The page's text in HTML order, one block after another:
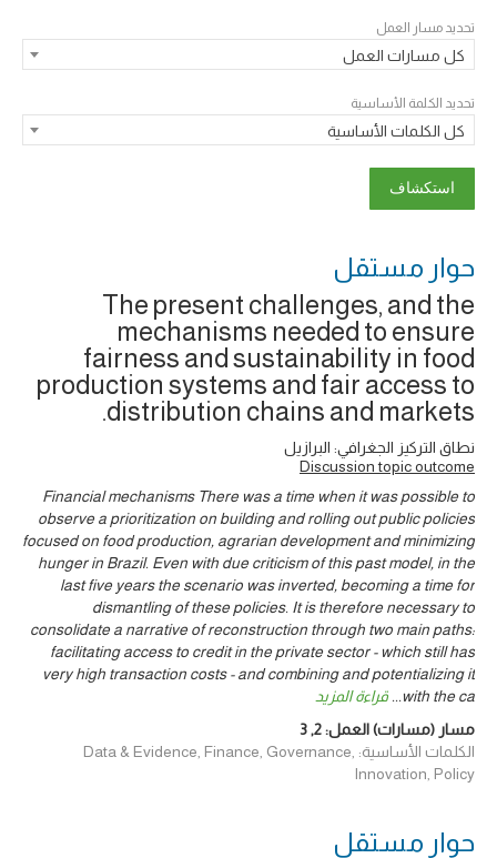
تحديد مسار العمل
كل مسارات العمل
تحديد الكلمة الأساسية
كل الكلمات الأساسية
حوار ‎مستقل
The present challenges, and the
mechanisms needed to ensure
fairness and sustainability in food
production systems and fair access to
distribution chains and markets.
نطاق التركيز الجغرافي: البرازيل
Discussion topic outcome
Financial mechanisms There was a time when it was possible to
observe a prioritization on building and rolling out public policies
focused on food production, agrarian development and minimizing
hunger in Brazil. Even with due criticism of this past model, in the
last five years the scenario was inverted, becoming a time for
dismantling of these policies. It is therefore necessary to
consolidate a narrative of reconstruction through two main paths:
facilitating access to credit in the private sector - which still has
very high transaction costs - and combining and potentializing it
with the ca
... قراءة المزيد
مسار (مسارات) العمل:2
,
3
الكلمات الأساسية: Data & Evidence, Finance, Governance,
Innovation, Policy
حوار ‎مستقل